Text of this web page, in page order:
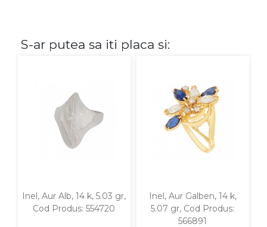
S-ar putea sa iti placa si:
Inel, Aur Alb, 14 k, 5.03 gr,
Cod Produs: 554720
Inel, Aur Galben, 14 k,
5.07 gr, Cod Produs:
566891